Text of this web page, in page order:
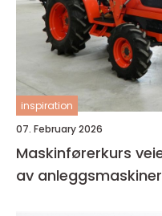
inspiration
07. February 2026
Maskinførerkurs veien til trygg og lovlig bruk
av anleggsmaskiner